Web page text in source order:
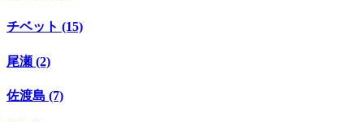
チベット (15)
尾瀬 (2)
佐渡島 (7)